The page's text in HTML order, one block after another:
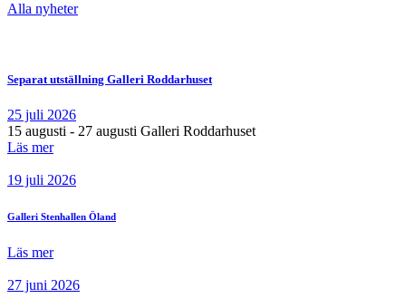
Alla nyheter
Separat utställning Galleri Roddarhuset
25 juli 2026
15 augusti - 27 augusti Galleri Roddarhuset
Läs mer
19 juli 2026
Galleri Stenhallen Öland
Läs mer
27 juni 2026